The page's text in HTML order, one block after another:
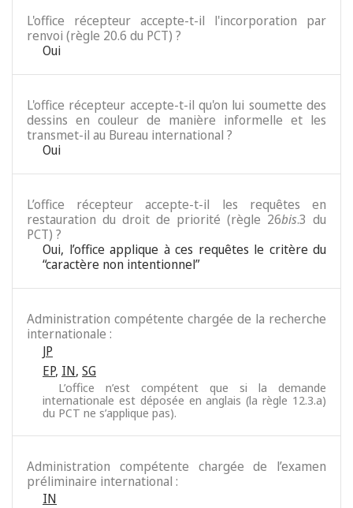
L'office récepteur accepte-t-il l'incorporation par
renvoi (règle 20.6 du PCT) ?
Oui
L'office récepteur accepte-t-il qu'on lui soumette des
dessins en couleur de manière informelle et les
transmet-il au Bureau international ?
Oui
L’office récepteur accepte-t-il les requêtes en
restauration du droit de priorité (règle 26bis.3 du
PCT) ?
Oui, l’office applique à ces requêtes le critère du
“caractère non intentionnel”
Administration compétente chargée de la recherche
internationale :
JP
EP, IN, SG
L’office n’est compétent que si la demande
internationale est déposée en anglais (la règle 12.3.a)
du PCT ne s’applique pas).
Administration compétente chargée de l’examen
préliminaire international :
IN